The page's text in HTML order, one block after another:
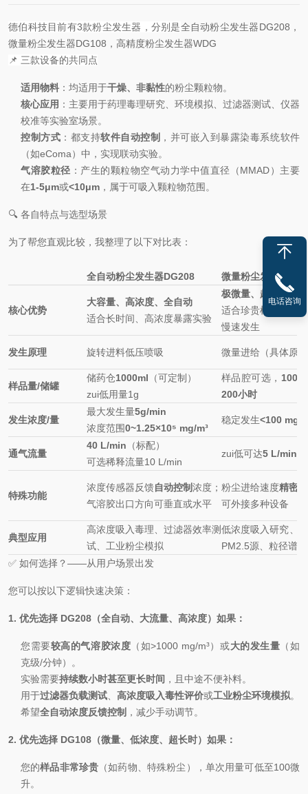
德伯科技目前有3款粉尘发生器，分别是全自动粉尘发生器DG208，
微量粉尘发生器DG108，高精度粉尘发生器WDG
📌 三款设备的共同点
适用物料 ：均适用于干燥、非黏性的粉尘颗粒物。
核心应用 ：主要用于药理毒理研究、环境模拟、过滤器测试、仪器
校准等实验室场景。
控制方式 ：都支持软件自动控制 ，并可嵌入到暴露染毒系统软件
（如eComa）中，实现联动实验。
气溶胶粒径 ：产生的颗粒物空气动力学中值直径（MMAD）主要
在1-5μm或<10μm ，属于可吸入颗粒物范围。
🔍 各自特点与选型场景
为了帮您直观比较，我整理了以下对比表：
全自动粉尘发生器DG208 微量粉尘发生器
核心优势
大容量、高浓度、全自动
适合长时间、高浓度暴露实验
极微量、超长时间
适合珍贵样品、低
慢速发生
发生原理 旋转进料低压喷吸 微量进给（具体原
样品量/储罐
储药仓1000ml （可定制）
zui低用量1g
样品腔可选， 100
200小时
发生浓度/量
最大发生量5g/min
浓度范围0~1.25×10⁵ mg/m³
稳定发生<100 mg/
通气流量
40 L/min （标配）
可选稀释流量10 L/min
zui低可达5 L/min
特殊功能
浓度传感器反馈自动控制浓度；
气溶胶出口方向可垂直或水平
粉尘进给速度精密
可外接多种设备
典型应用
高浓度吸入毒理、过滤器效率测
试、工业粉尘模拟
低浓度吸入研究、
PM2.5源、粒径谱
✅ 如何选择？——从用户场景出发
您可以按以下逻辑快速决策：
1. 优先选择 DG208（全自动、大流量、高浓度）如果：
您需要较高的气溶胶浓度 （如>1000 mg/m³）或大的发生量 （如
克级/分钟）。
实验需要持续数小时甚至更长时间 ，且中途不便补料。
用于过滤器负载测试 高浓度吸入毒性评价或工业粉尘环境模拟。
希望全自动浓度反馈控制 ，减少手动调节。
2. 优先选择 DG108（微量、低浓度、超长时）如果：
您的样品非常珍贵 （如药物、特殊粉尘），单次用量可低至100微
升。
电话咨询